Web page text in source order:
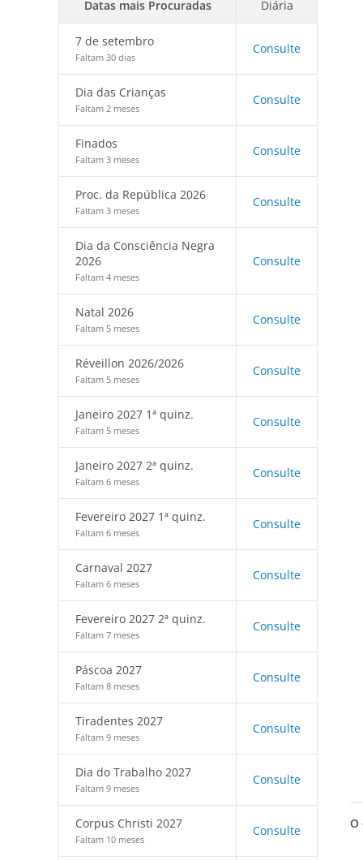
Datas mais Procuradas Diária
7 de setembro
Faltam 30 dias
Consulte
Dia das Crianças
Faltam 2 meses
Consulte
Finados
Faltam 3 meses
Consulte
Proc. da República 2026
Faltam 3 meses
Consulte
Dia da Consciência Negra
2026
Faltam 4 meses
Consulte
Natal 2026
Faltam 5 meses
Consulte
Réveillon 2026/2026
Faltam 5 meses
Consulte
Janeiro 2027 1ª quinz.
Faltam 5 meses
Consulte
Janeiro 2027 2ª quinz.
Faltam 6 meses
Consulte
Fevereiro 2027 1ª quinz.
Faltam 6 meses
Consulte
Carnaval 2027
Faltam 6 meses
Consulte
Fevereiro 2027 2ª quinz.
Faltam 7 meses
Consulte
Páscoa 2027
Faltam 8 meses
Consulte
Tiradentes 2027
Faltam 9 meses
Consulte
Dia do Trabalho 2027
Faltam 9 meses
Consulte
Corpus Christi 2027
Faltam 10 meses
Consulte O